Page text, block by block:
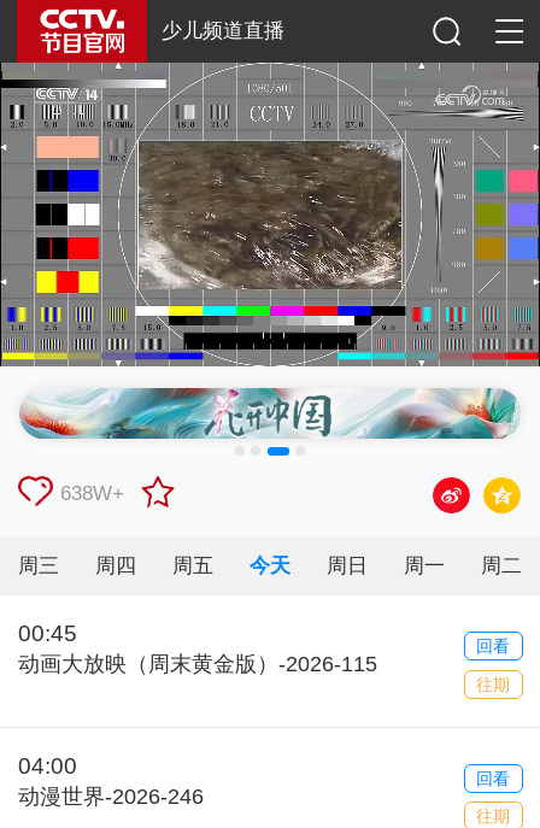
少儿频道直播
638W+
周三 周四 周五 今天 周日 周一 周二
00:45
动画大放映（周末黄金版）-2026-115
回看
往期
04:00
动漫世界-2026-246
回看
往期